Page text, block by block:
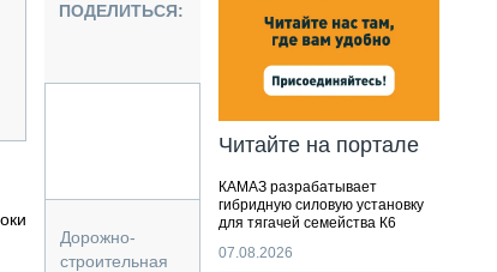
ТРАНСПОРТ
СКЛАД
И СЕРВИС
ПОДЕЛИТЬСЯ:
Дорожно-
строительная
Читайте на портале
КАМАЗ разрабатывает
гибридную силовую установку
для тягачей семейства К6
07.08.2026